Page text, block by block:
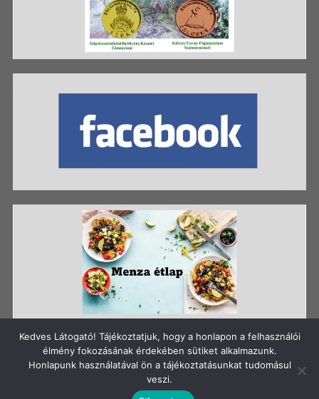
Szerzői jog: Szigetszentmiklósi Batthyány Kázmér
Gimnázium
Kedves Látogató! Tájékoztatjuk, hogy a honlapon a felhasználói
élmény fokozásának érdekében sütiket alkalmazunk.
Honlapunk használatával ön a tájékoztatásunkat tudomásul
veszi.